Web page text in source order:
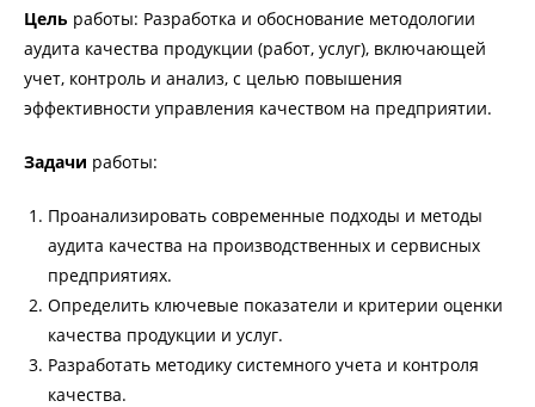
Цель работы: Разработка и обоснование методологии
аудита качества продукции (работ, услуг), включающей
учет, контроль и анализ, с целью повышения
эффективности управления качеством на предприятии.
Задачи работы:
Проанализировать современные подходы и методы
аудита качества на производственных и сервисных
предприятиях.
Определить ключевые показатели и критерии оценки
качества продукции и услуг.
Разработать методику системного учета и контроля
качества.